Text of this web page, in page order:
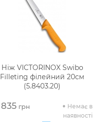
Ніж VICTORINOX Swibo
Filleting філейний 20см
(5.8403.20)
835 грн
Немає в
наявності